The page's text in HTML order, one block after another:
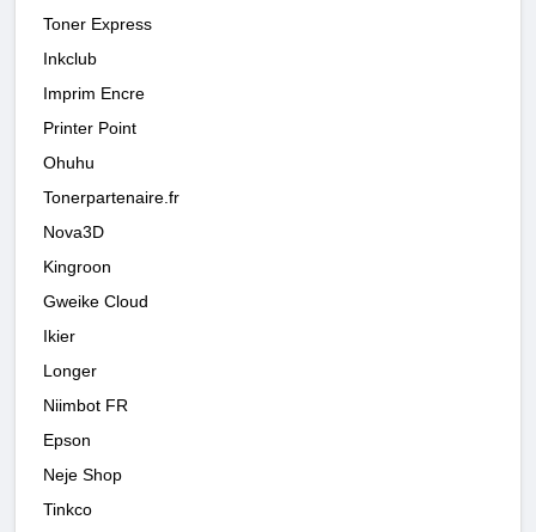
Toner Express
Inkclub
Imprim Encre
Printer Point
Ohuhu
Tonerpartenaire.fr
Nova3D
Kingroon
Gweike Cloud
Ikier
Longer
Niimbot FR
Epson
Neje Shop
Tinkco